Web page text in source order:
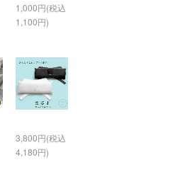
1,000円(税込
1,100円)
3,800円(税込
4,180円)